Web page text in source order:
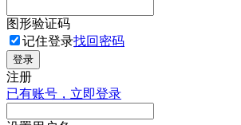
图形验证码
记住登录找回密码
登录
注册
已有账号，立即登录